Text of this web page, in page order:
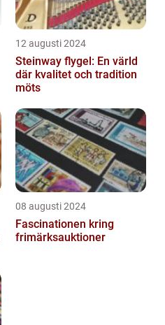
12 augusti 2024
Steinway flygel: En värld
där kvalitet och tradition
möts
08 augusti 2024
Fascinationen kring
frimärksauktioner